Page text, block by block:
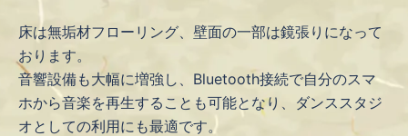
床は無垢材フローリング、壁面の一部は鏡張りになって
おります。
音響設備も大幅に増強し、Bluetooth接続で自分のスマ
ホから音楽を再生することも可能となり、ダンススタジ
オとしての利用にも最適です。